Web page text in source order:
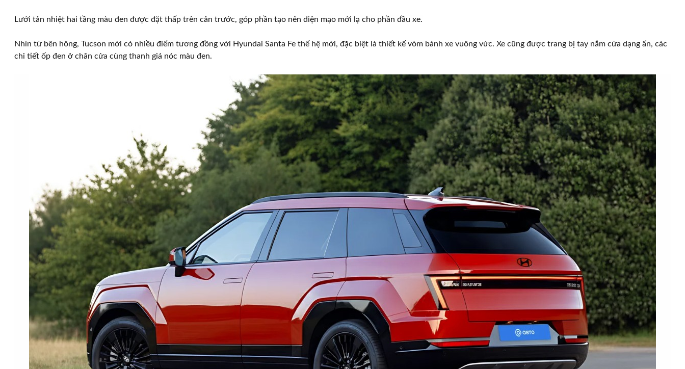
Lưới tản nhiệt hai tầng màu đen được đặt thấp trên cản trước, góp phần tạo nên diện mạo mới lạ cho phần đầu xe.
Nhìn từ bên hông, Tucson mới có nhiều điểm tương đồng với Hyundai Santa Fe thế hệ mới, đặc biệt là thiết kế vòm bánh xe vuông vức. Xe cũng được trang bị tay nắm cửa dạng ẩn, các
chi tiết ốp đen ở chân cửa cùng thanh giá nóc màu đen.